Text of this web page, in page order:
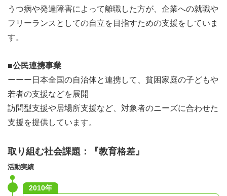
うつ病や発達障害によって離職した方が、企業への就職や
フリーランスとしての自立を目指すための支援をしていま
す。
■公民連携事業
ーーー日本全国の自治体と連携して、貧困家庭の子どもや
若者の支援などを展開
訪問型支援や居場所支援など、対象者のニーズに合わせた
支援を提供しています。
取り組む社会課題：『教育格差』
活動実績
2010年